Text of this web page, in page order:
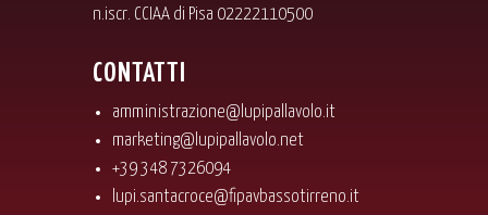
n.iscr. CCIAA di Pisa 02222110500
CONTATTI
amministrazione@lupipallavolo.it
marketing@lupipallavolo.net
+39 348 7326094
lupi.santacroce@fipavbassotirreno.it